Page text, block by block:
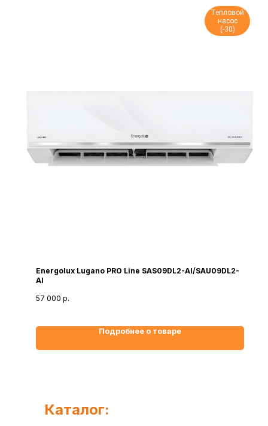
Тепловой
насос
(-30)
Energolux Lugano PRO Line SAS09DL2-AI/SAU09DL2-
AI
57 000 р.
Подробнее о товаре
Каталог: